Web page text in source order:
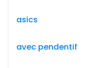
asics
avec pendentif